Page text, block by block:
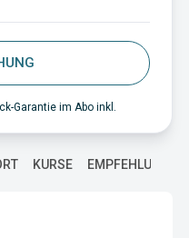
Garantie im Abo inkl.
KURSE EMPFEHLUNGEN